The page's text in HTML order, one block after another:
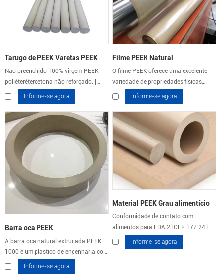
Tarugo de PEEK Varetas PEEK
Não preenchido 100% virgem PEEK
poliéterétercetona não reforçado. |
PEEKCHINAInforme-se agora
Filme PEEK Natural
O filme PEEK oferece uma excelente
variedade de propriedades físicas,
térmicas, químicas e radiológicas.
PEEK é um termoplástico
semicristalino de alto desempenho.
Informe-se agora
Barra oca PEEK
A barra oca natural extrudada PEEK
1000 é um plástico de engenharia com
características de produto que incluem
excelente estabilidade dimensional,
Informe-se agora
Material PEEK Grau alimentício
Conformidade de contato com
alimentos para FDA 21CFR 177.2415
(FG100, FG120 e FG140). Água
potável em conformidade com a WRAS
Informe-se agora